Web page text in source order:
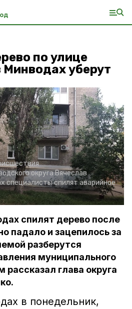
по улице
уберут
округа Вячеслав
специалисты спилят аварийное
спилят дерево после
падало и зацепилось за
разберутся
муниципального
рассказал глава округа
в понедельник,